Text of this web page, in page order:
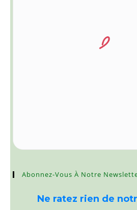
Abonnez-Vous À Notre
Ne ratez rien de